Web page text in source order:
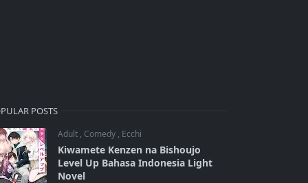
POSTS
Adult , Comedy , Ecchi
Kiwamete Kenzen na Bishoujo
Level Up Bahasa Indonesia Light
Novel